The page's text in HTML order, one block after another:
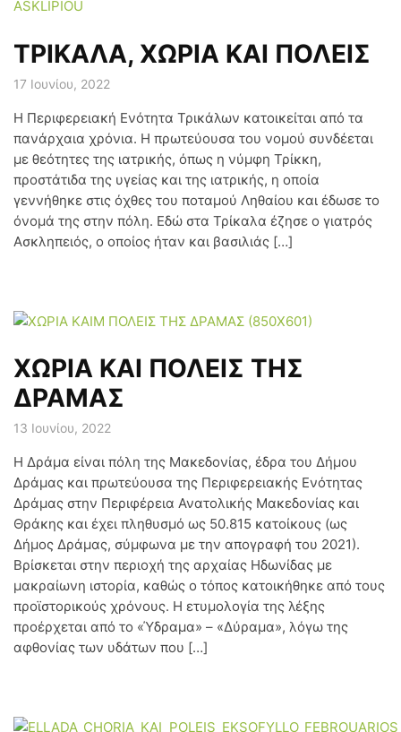
ΤΡΙΚΑΛΑ, ΧΩΡΙΑ ΚΑΙ ΠΟΛΕΙΣ
17 Ιουνίου, 2022
Η Περιφερειακή Ενότητα Τρικάλων κατοικείται από τα
πανάρχαια χρόνια. Η πρωτεύουσα του νομού συνδέεται
με θεότητες της ιατρικής, όπως η νύμφη Τρίκκη,
προστάτιδα της υγείας και της ιατρικής, η οποία
γεννήθηκε στις όχθες του ποταμού Ληθαίου και έδωσε το
όνομά της στην πόλη. Εδώ στα Τρίκαλα έζησε ο γιατρός
Ασκληπειός, ο οποίος ήταν και βασιλιάς […]
ΧΩΡΙΑ ΚΑΙ ΠΟΛΕΙΣ ΤΗΣ
ΔΡΑΜΑΣ
13 Ιουνίου, 2022
Η Δράμα είναι πόλη της Μακεδονίας, έδρα του Δήμου
Δράμας και πρωτεύουσα της Περιφερειακής Ενότητας
Δράμας στην Περιφέρεια Ανατολικής Μακεδονίας και
Θράκης και έχει πληθυσμό ως 50.815 κατοίκους (ως
Δήμος Δράμας, σύμφωνα με την απογραφή του 2021).
Βρίσκεται στην περιοχή της αρχαίας Ηδωνίδας με
μακραίωνη ιστορία, καθώς ο τόπος κατοικήθηκε από τους
προϊστορικούς χρόνους. Η ετυμολογία της λέξης
προέρχεται από το «Ύδραμα» – «Δύραμα», λόγω της
αφθονίας των υδάτων που […]